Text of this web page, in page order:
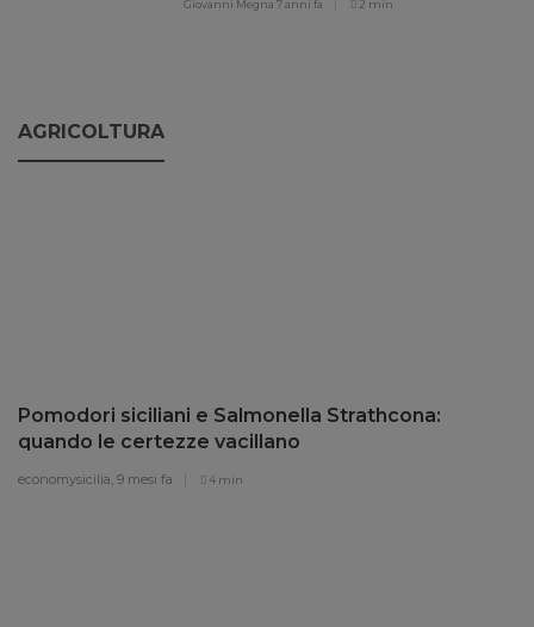
Giovanni Megna7 anni fa 2 min
AGRICOLTURA
Pomodori siciliani e Salmonella Strathcona:
quando le certezze vacillano
economysicilia, 9 mesi fa 4 min